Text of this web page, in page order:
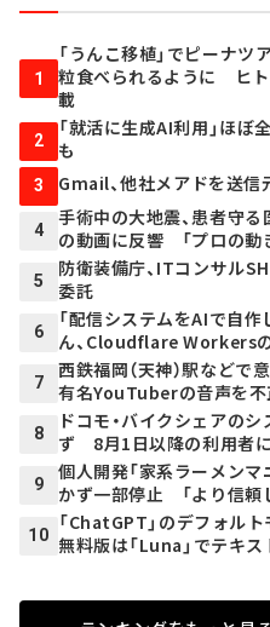
1
「うんこ移植」でピーナツ
粒食べられるように ヒ
載
2
「就活に生成AI利用」ほ
も
3 Gmail、他社メアドを送
4
手術中の大地震、患者守
の動画に反響 「プロの動き
5
防衛装備庁、ITコンサル
委託
6
「配信システムをAIで自
ん、Cloudflare Workers
7
西鉄福岡（天神）駅など
有名YouTuberの音声を不
8
ドコモ・バイクシェアの
ず 8月1日以降の利用者に
9
個人開発「家系ラーメン
かず一部停止 「より信頼
10
「ChatGPT」のデフォルト
無料版は「Luna」でテキ